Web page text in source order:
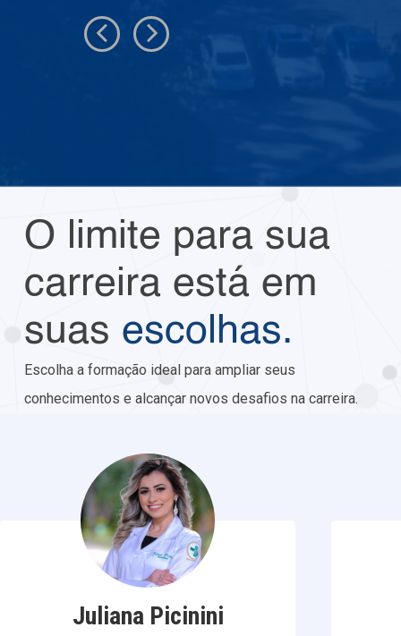
O limite para sua
carreira está em
suas escolhas.
Escolha a formação ideal para ampliar seus
conhecimentos e alcançar novos desafios na carreira.
Juliana Picinini